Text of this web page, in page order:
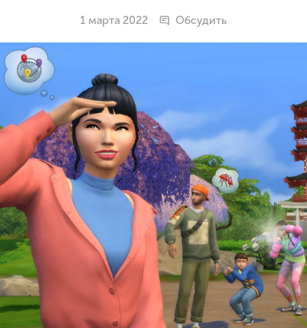
1 марта 2022 Обсудить